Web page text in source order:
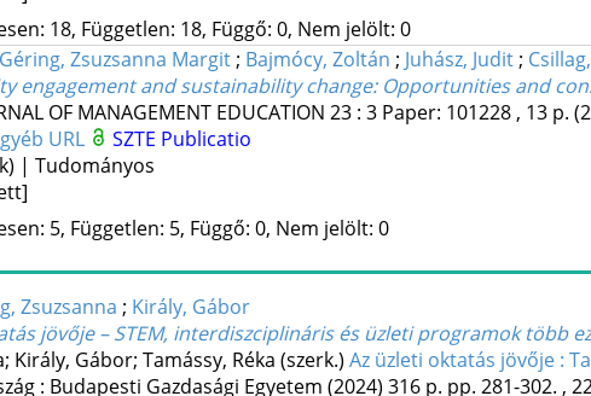
18, Független: 18, Függő: 0, Nem jelölt: 0
Géring, Zsuzsanna Margit; Bajmócy, Zoltán ; Juhász, Judit;
engagement and sustainability change: Opportunities and
OF MANAGEMENT EDUCATION 23: 3 Paper: 101228 , 13 p.
URL
SZTE Publicatio
| Tudományos
5, Független: 5, Függő: 0, Nem jelölt: 0
Zsuzsanna ; Király, Gábor
jövője – STEM, interdiszciplináris és üzleti programok több
Király, Gábor; Tamássy, Réka (szerk.) Az üzleti oktatás jövője :
: Budapesti Gazdasági Egyetem (2024) 316 p. pp. 281-302. ,